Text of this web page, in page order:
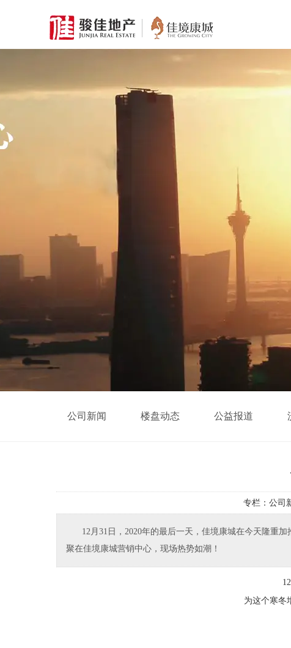
公司新闻 楼盘动态 公益报道
专栏： 公司
12月31日，2020年的最后一天，佳境康城在今天隆重
聚在佳境康城营销中心，现场热势如潮！
为这个寒冬